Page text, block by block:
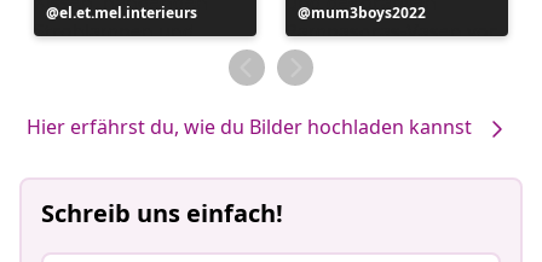
Beitrag
veröffentlicht
el.et.mel.interieurs
Beitrag
veröffentlicht
von
mum3boys2022
Hier erfährst du, wie du Bilder hochladen kannst
Schreib uns einfach!